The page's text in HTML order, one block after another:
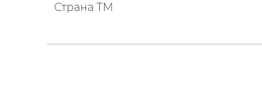
Страна ТМ